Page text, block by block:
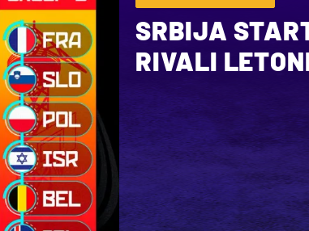
SRBIJA
RIVALI